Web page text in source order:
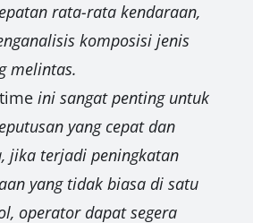
rata-rata kendaraan,
komposisi jenis
melintas.
ini sangat penting untuk
yang cepat dan
jika terjadi peningkatan
yang tidak biasa di satu
operator dapat segera